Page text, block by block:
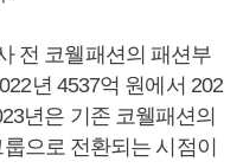
전 코웰패션의 패션부
년 4537억 원에서 202
년은 기존 코웰패션의
으로 전환되는 시점이